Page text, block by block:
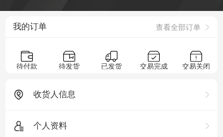
我的订单 查看全部订单
待付款 待发货 已发货 交易完成 交易关闭
收货人信息
个人资料